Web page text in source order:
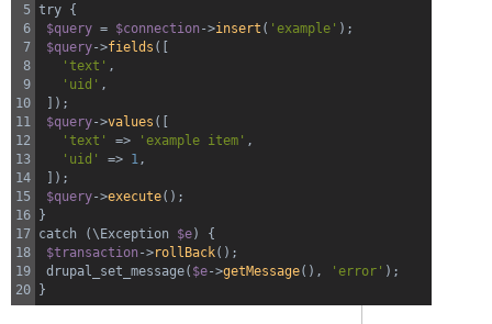
5
6
7
8
9
10
11
12
13
14
15
16
17
18
19
try {
$query = $connection ->insert ( 'example' ) ;
$query->fields ( [
'text' ,
'uid' ,
] ) ;
$query->values ( [
'text'
=> 'example item' ,
'uid'
=> 1 ,
] ) ;
$query->execute( ) ;
}
catch
(\Exception $e)
{
$transaction ->rollBack( ) ;
drupal_set_message( $e->getMessage( ) , 'error' ) ;
}